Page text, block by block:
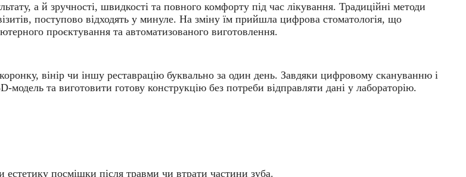
а й зручності, швидкості та повного комфорту під час лікування. Традиційні методи
поступово відходять у минуле. На зміну їм прийшла цифрова стоматологія, що
проєктування та автоматизованого виготовлення.
вінір чи іншу реставрацію буквально за один день. Завдяки цифровому скануванню і
та виготовити готову конструкцію без потреби відправляти дані у лабораторію.
посмішки після травми чи втрати частини зуба.